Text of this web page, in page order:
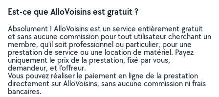
Est-ce que AlloVoisins est gratuit ?
Absolument ! AlloVoisins est un service entièrement gratuit
et sans aucune commission pour tout utilisateur cherchant un
membre, qu’il soit professionnel ou particulier, pour une
prestation de service ou une location de matériel. Payez
uniquement le prix de la prestation, fixé par vous,
demandeur, et l’offreur.
Vous pouvez réaliser le paiement en ligne de la prestation
directement sur AlloVoisins, sans aucune commission ni frais
bancaires.